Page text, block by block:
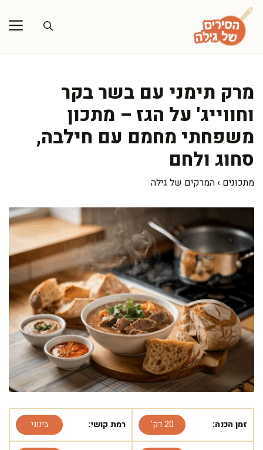
לדלג
לתוכן
מרק תימני עם בשר בקר
וחווייג' על הגז – מתכון
משפחתי מחמם עם חילבה,
סחוג ולחם
מתכונים › המרקים של גילה
זמן הכנה: 20 דק' רמת קושי: בינוני